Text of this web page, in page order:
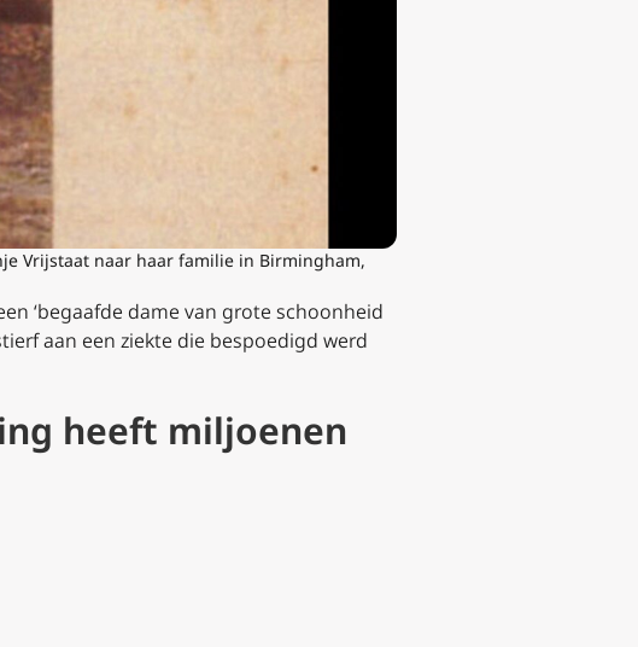
Vrijstaat naar haar familie in Birmingham,
‘begaafde dame van grote schoonheid
aan een ziekte die bespoedigd werd
heeft miljoenen